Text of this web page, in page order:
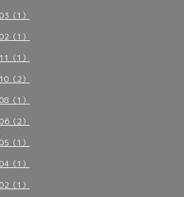
（1）
（1）
（1）
（2）
（1）
（2）
（1）
（1）
（1）